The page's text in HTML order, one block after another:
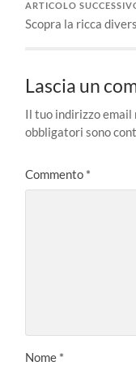
ARTICOLO
Scopra la ricca
Lascia un
Il tuo indirizzo email
obbligatori sono
Commento *
Nome *